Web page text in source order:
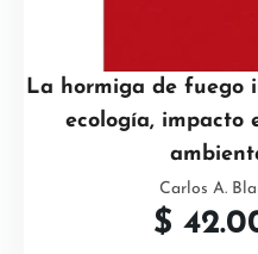
La hormiga de fuego
ecología, impacto
Carlos A.
$